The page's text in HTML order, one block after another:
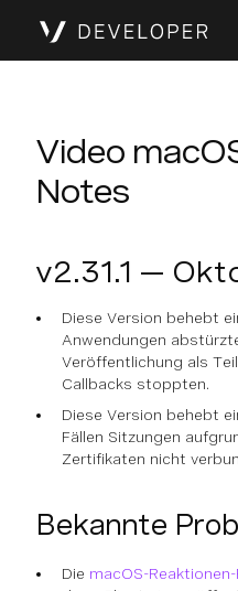
Video
Notes
v2.31.1 —
Diese Version behebt
Anwendungen
Veröffentlichung als
Callbacks stoppten.
Diese Version behebt
Fällen Sitzungen
Zertifikaten nicht
Bekannte
Die macOS-